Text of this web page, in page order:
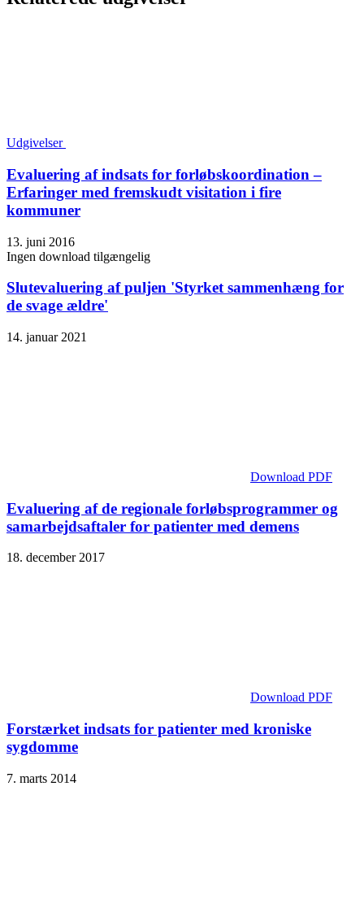
Udgivelser
Evaluering af indsats for forløbskoordination –
Erfaringer med fremskudt visitation i fire
kommuner
13. juni 2016
Ingen download tilgængelig
Slutevaluering af puljen 'Styrket sammenhæng for
de svage ældre'
14. januar 2021
Download PDF
Evaluering af de regionale forløbsprogrammer og
samarbejdsaftaler for patienter med demens
18. december 2017
Download PDF
Forstærket indsats for patienter med kroniske
sygdomme
7. marts 2014